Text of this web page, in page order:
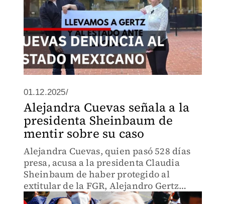
01.12.2025/
Alejandra Cuevas señala a la
presidenta Sheinbaum de
mentir sobre su caso
Alejandra Cuevas, quien pasó 528 días
presa, acusa a la presidenta Claudia
Sheinbaum de haber protegido al
extitular de la FGR, Alejandro Gertz
Manero.